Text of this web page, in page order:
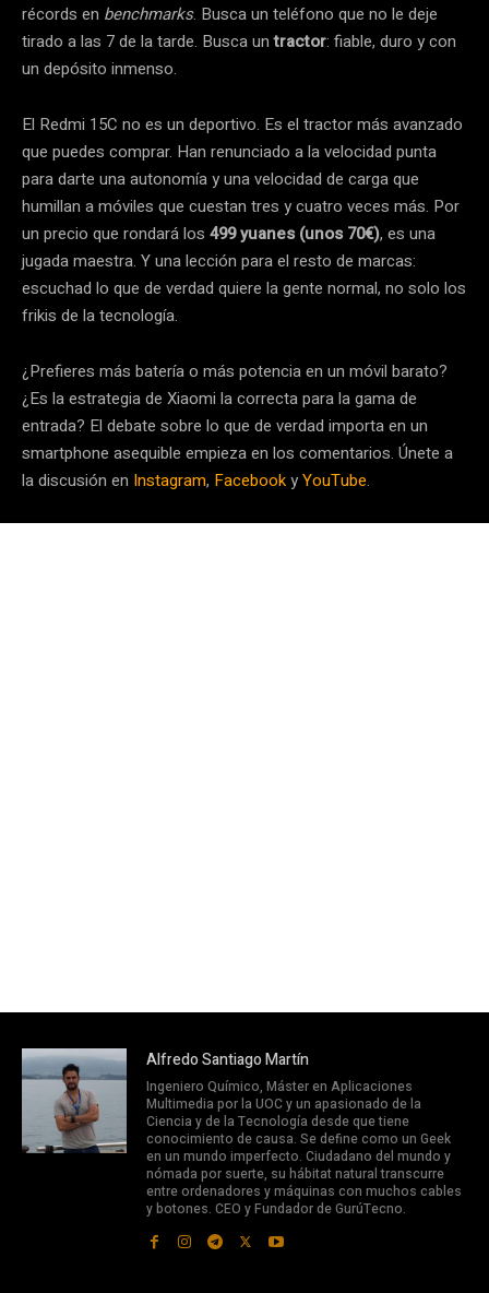
récords en benchmarks. Busca un teléfono que no le deje
tirado a las 7 de la tarde. Busca untractor: fiable, duro y con
un depósito inmenso.
El Redmi 15C no es un deportivo. Es el tractor más avanzado
que puedes comprar. Han renunciado a la velocidad punta
para darte una autonomía y una velocidad de carga que
humillan a móviles que cuestan tres y cuatro veces más. Por
un precio que rondará los 499 yuanes (unos 70€), es una
jugada maestra. Y una lección para el resto de marcas:
escuchad lo que de verdad quiere la gente normal, no solo los
frikis de la tecnología.
¿Prefieres más batería o más potencia en un móvil barato?
¿Es la estrategia de Xiaomi la correcta para la gama de
entrada? El debate sobre lo que de verdad importa en un
smartphone asequible empieza en los comentarios. Únete a
la discusión en Instagram, FacebookyYouTube.
Alfredo Santiago Martín
Ingeniero Químico, Máster en Aplicaciones
Multimedia por la UOC y un apasionado de la
Ciencia y de la Tecnología desde que tiene
conocimiento de causa. Se define como un Geek
en un mundo imperfecto. Ciudadano del mundo y
nómada por suerte, su hábitat natural transcurre
entre ordenadores y máquinas con muchos cables
y botones. CEO y Fundador de GurúTecno.